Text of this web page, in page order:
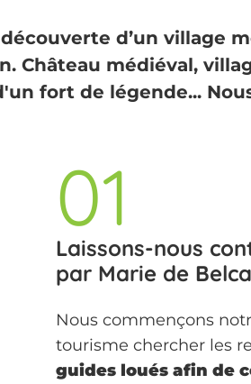
d’un village
Château médiéval,
fort de légende...
01
Laissons-nous
par Marie de
Nous commençons
tourisme chercher les
guides loués afin de